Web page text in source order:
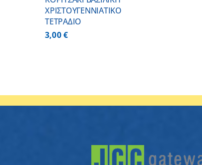
ΧΡΙΣΤΟΥΓΕΝΝΙΑΤΙΚΟ
ΤΕΤΡΑΔΙΟ
3,00€